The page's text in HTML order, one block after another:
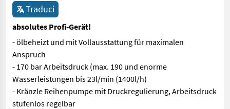
Traduci
absolutes Profi-Gerät!
- ölbeheizt und mit Vollausstattung für maximalen
Anspruch
- 170 bar Arbeitsdruck (max. 190 und enorme
Wasserleistungen bis 23l/min (1400l/h)
- Kränzle Reihenpumpe mit Druckregulierung, Arbeitsdruck
stufenlos regelbar